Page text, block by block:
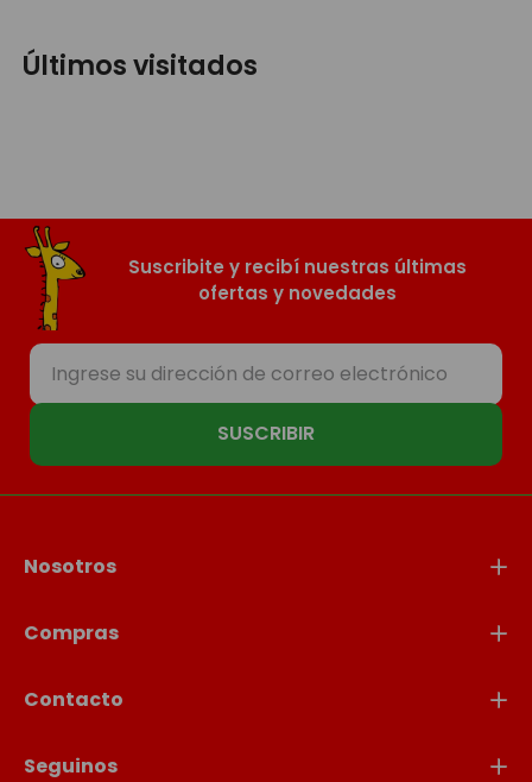
Últimos visitados
Suscribite y recibí nuestras últimas
ofertas y novedades
SUSCRIBIR
Nosotros
Compras
Contacto
Seguinos